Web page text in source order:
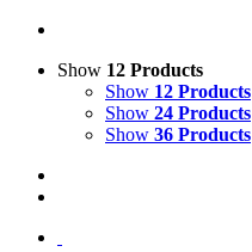
Show 12 Products
Show 12 Products
Show 24 Products
Show 36 Products